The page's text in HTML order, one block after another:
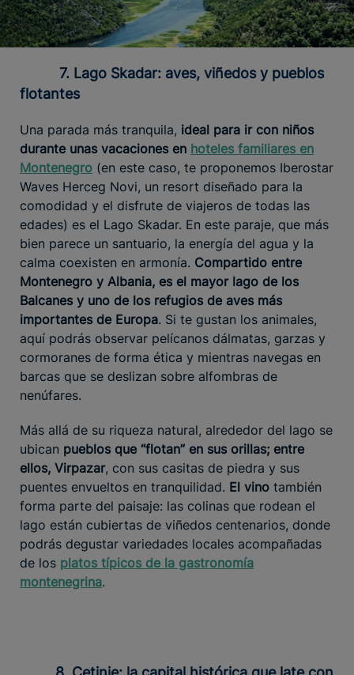
7. Lago Skadar: aves, viñedos y pueblos
flotantes
Una parada más tranquila, ideal para ir con niños
durante unas vacaciones en hoteles familiares en
Montenegro (en este caso, te proponemos Iberostar
Waves Herceg Novi, un resort diseñado para la
comodidad y el disfrute de viajeros de todas las
edades) es el Lago Skadar. En este paraje, que más
bien parece un santuario, la energía del agua y la
calma coexisten en armonía. Compartido entre
Montenegro y Albania, es el mayor lago de los
Balcanes y uno de los refugios de aves más
importantes de Europa. Si te gustan los animales,
aquí podrás observar pelícanos dálmatas, garzas y
cormoranes de forma ética y mientras navegas en
barcas que se deslizan sobre alfombras de
nenúfares.
Más allá de su riqueza natural, alrededor del lago se
ubican pueblos que “flotan” en sus orillas; entre
ellos, Virpazar, con sus casitas de piedra y sus
puentes envueltos en tranquilidad. El vino también
forma parte del paisaje: las colinas que rodean el
lago están cubiertas de viñedos centenarios, donde
podrás degustar variedades locales acompañadas
de los platos típicos de la gastronomía
montenegrina.